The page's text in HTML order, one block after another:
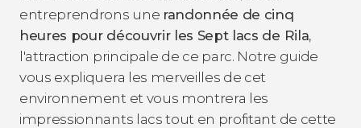
entreprendrons une randonnée de cinq
heures pour découvrir les Sept lacs de Rila,
l'attraction principale de ce parc. Notre guide
vous expliquera les merveilles de cet
environnement et vous montrera les
impressionnants lacs tout en profitant de cette